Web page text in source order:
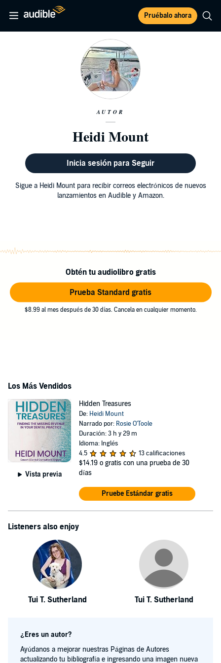
Pruébalo ahora
AUTOR
Heidi Mount
Inicia sesión para Seguir
Sigue a Heidi Mount para recibir correos electrónicos de nuevos
lanzamientos en Audible y Amazon.
Obtén tu audiolibro gratis
Prueba Standard gratis
$8.99 al mes después de 30 días. Cancela en cualquier momento.
Los Más Vendidos
Vista previa
Hidden Treasures
De: Heidi Mount
Narrado por: Rosie O'Toole
Duración: 3 h y 29 m
Idioma: Inglés
4.5
13 calificaciones
$14.19 o gratis con una prueba de 30
días
Pruebe Estándar gratis
Listeners also enjoy
Tui T. Sutherland Tui T. Sutherland
¿Eres un autor?
Ayúdanos a mejorar nuestras Páginas de Autores
actualizando tu bibliografía e ingresando una imagen nueva